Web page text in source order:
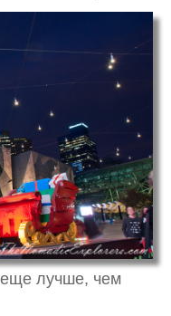
еще лучше, чем